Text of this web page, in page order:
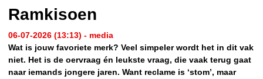
Ramkisoen
06-07-2026 (13:13) - media
Wat is jouw favoriete merk? Veel simpeler wordt het in dit vak
niet. Het is de oervraag én leukste vraag, die vaak terug gaat
naar iemands jongere jaren. Want reclame is ‘stom’, maar